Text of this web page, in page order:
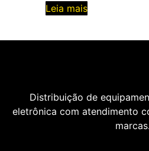
Leia mais
Distribuição de
eletrônica com atendimento
marcas.